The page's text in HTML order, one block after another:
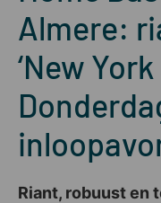
Almere:
‘New York
Riant, robuust en